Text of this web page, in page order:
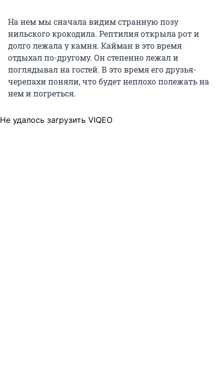
На нем мы сначала видим странную позу
нильского крокодила. Рептилия открыла рот и
долго лежала у камня. Кайман в это время
отдыхал по-другому. Он степенно лежал и
поглядывал на гостей. В это время его друзья-
черепахи поняли, что будет неплохо полежать на
нем и погреться.
Не удалось загрузить VIQEO